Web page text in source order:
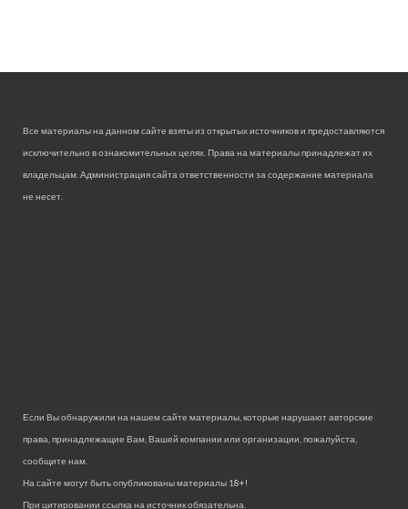
Все материалы на данном сайте взяты из открытых источников и предоставляются
исключительно в ознакомительных целях. Права на материалы принадлежат их
владельцам. Администрация сайта ответственности за содержание материала
не несет.
Если Вы обнаружили на нашем сайте материалы, которые нарушают авторские
права, принадлежащие Вам, Вашей компании или организации, пожалуйста,
сообщите нам.
На сайте могут быть опубликованы материалы 18+!
При цитировании ссылка на источник обязательна.